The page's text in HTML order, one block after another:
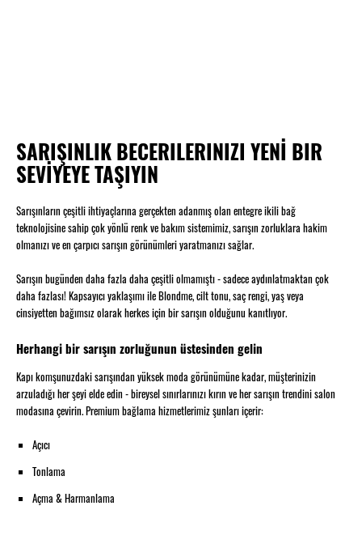
SARIŞINLIK BECERILERINIZI YENİ BIR
SEVİYEYE TAŞIYIN
Sarışınların çeşitli ihtiyaçlarına gerçekten adanmış olan entegre ikili bağ
teknolojisine sahip çok yönlü renk ve bakım sistemimiz, sarışın zorluklara hakim
olmanızı ve en çarpıcı sarışın görünümleri yaratmanızı sağlar.
Sarışın bugünden daha fazla daha çeşitli olmamıştı - sadece aydınlatmaktan çok
daha fazlası! Kapsayıcı yaklaşımı ile Blondme, cilt tonu, saç rengi, yaş veya
cinsiyetten bağımsız olarak herkes için bir sarışın olduğunu kanıtlıyor.
Herhangi bir sarışın zorluğunun üstesinden gelin
Kapı komşunuzdaki sarışından yüksek moda görünümüne kadar, müşterinizin
arzuladığı her şeyi elde edin - bireysel sınırlarınızı kırın ve her sarışın trendini salon
modasına çevirin. Premium bağlama hizmetlerimiz şunları içerir:
Açıcı
Tonlama
Açma & Harmanlama